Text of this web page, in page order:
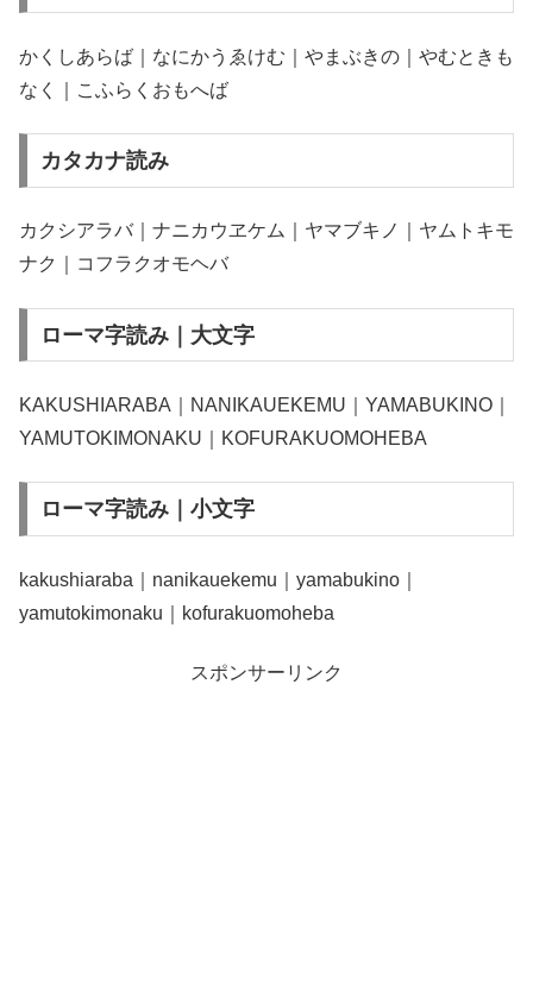
かくしあらば｜なにかうゑけむ｜やまぶきの｜やむときも
なく｜こふらくおもへば
カタカナ読み
カクシアラバ｜ナニカウヱケム｜ヤマブキノ｜ヤムトキモ
ナク｜コフラクオモヘバ
ローマ字読み｜大文字
KAKUSHIARABA｜NANIKAUEKEMU｜YAMABUKINO｜
YAMUTOKIMONAKU｜KOFURAKUOMOHEBA
ローマ字読み｜小文字
kakushiaraba｜nanikauekemu｜yamabukino｜
yamutokimonaku｜kofurakuomoheba
スポンサーリンク